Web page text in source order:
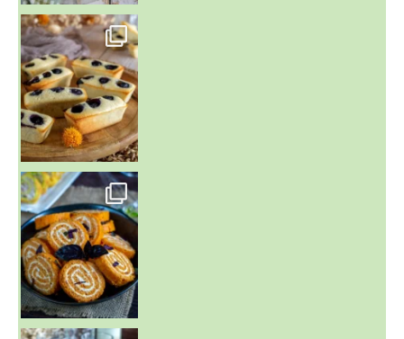
~ FINANCIERS MYRTILLES ET CITRON ~
Aujourd'hu